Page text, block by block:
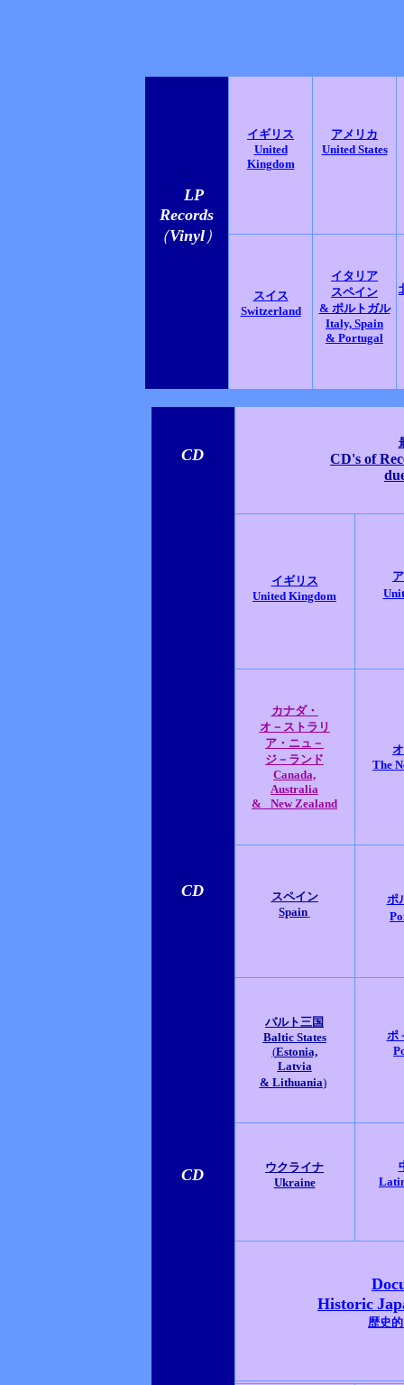
」 LP
Records
（Vinyl）
イギリス
United
Kingdom
アメリカ
United States
スイス
Switzerland
イタリア
スペイン
& ポルトガル
Italy, Spain
& Portugal
CD
CD
CD
CD's of
イギリス
United Kingdom
カナダ・
オ－ストラリ
ア・ニュ－
ジ－ランド
Canada,
Australia
&
New Zealand
The
スペイン
Spain
ポ
バルト三国
Baltic States
(Estonia,
Latvia
& Lithuania)
ポ
ウクライナ
Ukraine
Historic
歴史